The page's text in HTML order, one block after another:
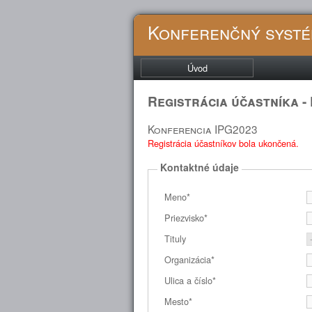
Konferenčný
Úvod
Registrácia účastníka -
Konferencia IPG2023
Registrácia účastníkov bola ukončená.
Kontaktné údaje
Meno*
Priezvisko*
Tituly
Organizácia*
Ulica a číslo*
Mesto*